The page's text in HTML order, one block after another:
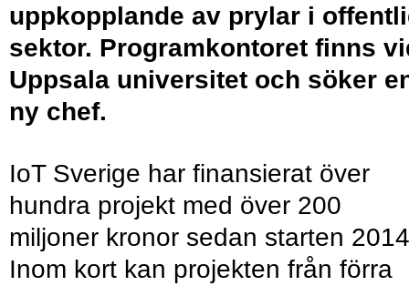
uppkopplande av prylar i
sektor. Programkontoret finns
Uppsala universitet och söker
ny chef.
IoT Sverige har finansierat över
hundra projekt med över 200
miljoner kronor sedan starten
Inom kort kan projekten från förra